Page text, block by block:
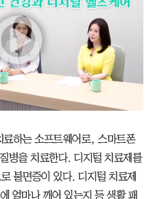
료하는 소프트웨어로, 스마트폰
병을 치료한다. 디지털 치료제를
불면증이 있다. 디지털 치료제
얼마나 깨어 있는지 등 생활 패